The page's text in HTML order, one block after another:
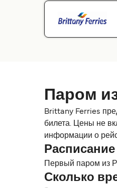
Паром
Brittany Ferries
билета. Цены не
информации о
Первый паром из
Сколько